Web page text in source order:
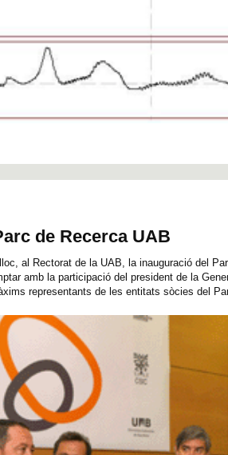
de Recerca UAB
al Rectorat de la UAB, la inauguració del
amb la participació del president de la
representants de les entitats sòcies del